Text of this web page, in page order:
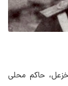
حاکم محلی